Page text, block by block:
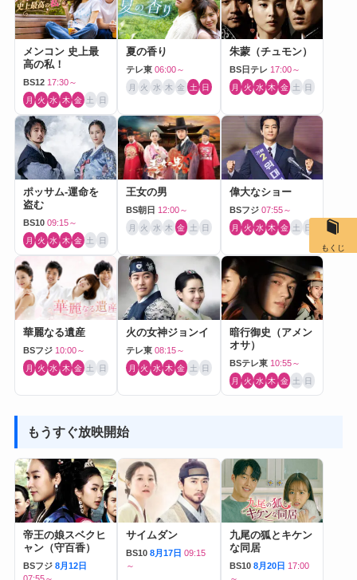
メンコン 史上最
高の私！
BS12 17:30～
月 火 水 木 金 土 日
夏の香り
テレ東 06:00～
月 火 水 木 金 土 日
朱蒙（チュモン）
BS日テレ 17:00～
月 火 水 木 金 土 日
ポッサム-運命を
盗む
BS10 09:15～
月 火 水 木 金 土 日
王女の男
BS朝日 12:00～
月 火 水 木 金 土 日
偉大なショー
BSフジ 07:55～
月 火 水 木 金 土 日
華麗なる遺産
BSフジ 10:00～
月 火 水 木 金 土 日
火の女神ジョンイ
テレ東 08:15～
月 火 水 木 金 土 日
暗行御史（アメン
オサ）
BSテレ東 10:55～
月 火 水 木 金 土 日
もうすぐ放映開始
帝王の娘スベクヒ
ャン（守百香）
BSフジ 8月12日
サイムダン
BS10 8月17日 09:15
～
九尾の狐とキケン
な同居
BS10 8月20日 17:00
もくじ